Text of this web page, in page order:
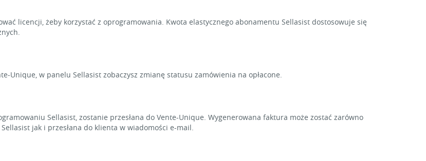
licencji, żeby korzystać z oprogramowania. Kwota elastycznego abonamentu Sellasist dostosowuje się
Unique, w panelu Sellasist zobaczysz zmianę statusu zamówienia na opłacone.
Sellasist, zostanie przesłana do Vente-Unique. Wygenerowana faktura może zostać zarówno
jak i przesłana do klienta w wiadomości e-mail.